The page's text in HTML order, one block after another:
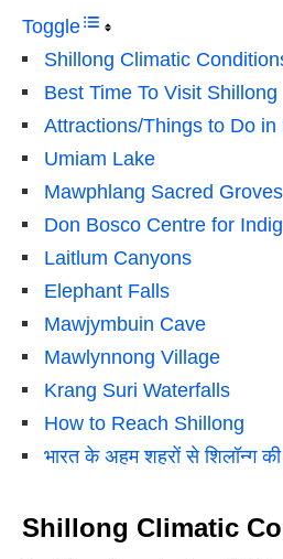
Toggle
Shillong Climatic
Best Time To Visit Shillong
Attractions/Things to Do in
Umiam Lake
Mawphlang Sacred Groves
Don Bosco Centre for
Laitlum Canyons
Elephant Falls
Mawjymbuin Cave
Mawlynnong Village
Krang Suri Waterfalls
How to Reach Shillong
भारत के अहम शहरों से शिलॉन्ग की
Shillong Climatic